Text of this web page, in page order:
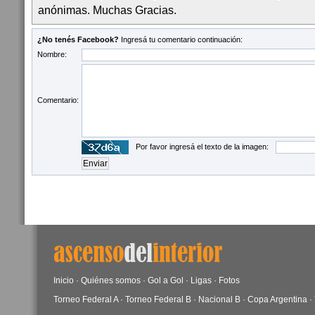
anónimas. Muchas Gracias.
¿No tenés Facebook? Ingresá tu comentario continuación:
Nombre:
Comentario:
Por favor ingresá el texto de la imagen:
Inicio · Quiénes somos · Gol a Gol · Ligas · Fotos
Torneo Federal A· Torneo Federal B · Nacional B · Copa Argentina ·